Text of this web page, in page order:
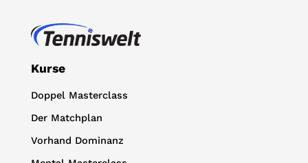
Kurse
Doppel Masterclass
Der Matchplan
Vorhand Dominanz